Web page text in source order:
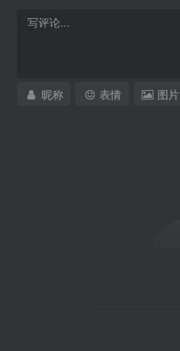
昵称 表情 图片